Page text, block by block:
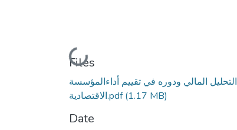
Loading...
Files
التحليل المالي ودوره في تقييم أداءالمؤسسة
الاقتصادية.pdf(1.17 MB)
Date